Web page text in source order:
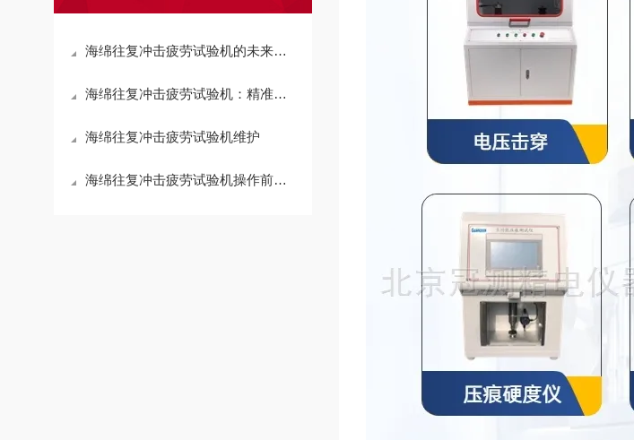
海绵往复冲击疲劳试验机的未来展望
海绵往复冲击疲劳试验机：精准评估海绵性能的关键设备
海绵往复冲击疲劳试验机维护
海绵往复冲击疲劳试验机操作前要检查铸件是否有毛刺、飞边和冒口